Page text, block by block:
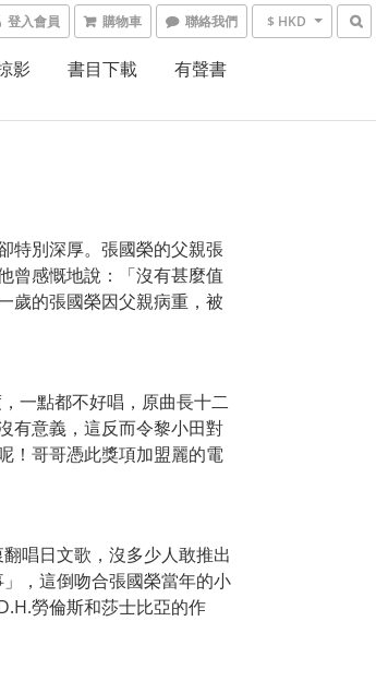
登入會員 購物車 聯絡我們 $ HKD
影 書目下載 有聲書
特別深厚。張國榮的父親張
曾感慨地說：「沒有甚麼值
歲的張國榮因父親病重，被
一點都不好唱，原曲長十二
有意義，這反而令黎小田對
！哥哥憑此獎項加盟麗的電
唱日文歌，沒多少人敢推出
，這倒吻合張國榮當年的小
勞倫斯和莎士比亞的作